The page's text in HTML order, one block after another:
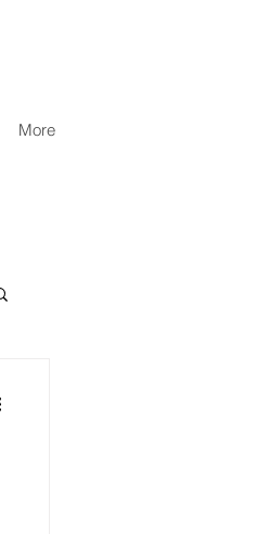
More